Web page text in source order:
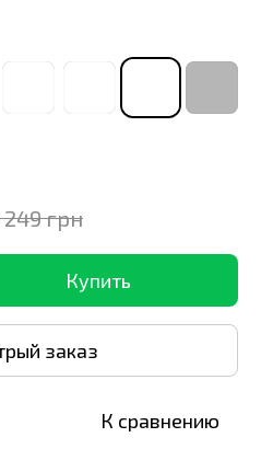
249 грн
Купить
заказ
К сравнению